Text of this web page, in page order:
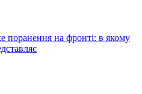
поранення на фронті: в якому